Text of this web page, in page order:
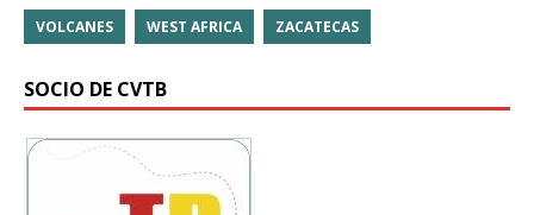
VOLCANES WEST AFRICA ZACATECAS
SOCIO DE CVTB